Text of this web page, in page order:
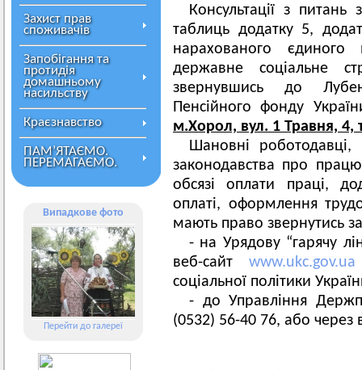
Захист прав
споживачів
Запобігання та
протидія
домашньому
насильству
Краєзнавство
ПАМ’ЯТАЄМО.
ПЕРЕМАГАЄМО.
Випадкове фото
Перейти до галереї
Консультації з
таблиць додатку 5,
нарахованого єдиного
державне соціальне
звернувшись до
Пенсійного фонду
м.Хорол, вул. 1 Травня,
Шановні
законодавства про
обсязі оплати праці,
оплаті, оформлення
мають право звернутись
- на Урядову “гарячу
веб-сайт www.ukc.gov.ua
соціальної політики
- до Управління
(0532) 56-40 76, або